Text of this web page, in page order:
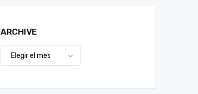
ARCHIVE